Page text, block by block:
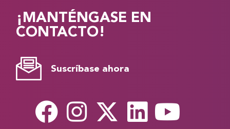
¡MANTÉNGASE EN
CONTACTO!
Suscríbase ahora